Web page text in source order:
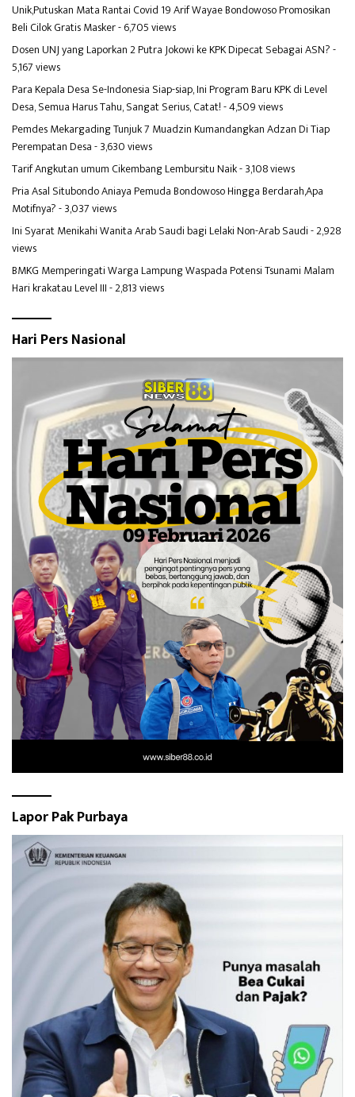
Unik,Putuskan Mata Rantai Covid 19 Arif Wayae Bondowoso Promosikan
Beli Cilok Gratis Masker- 6,705 views
Dosen UNJ yang Laporkan 2 Putra Jokowi ke KPK Dipecat Sebagai ASN?-
5,167 views
Para Kepala Desa Se-Indonesia Siap-siap, Ini Program Baru KPK di Level
Desa, Semua Harus Tahu, Sangat Serius, Catat!- 4,509 views
Pemdes Mekargading Tunjuk 7 Muadzin Kumandangkan Adzan Di Tiap
Perempatan Desa- 3,630 views
Tarif Angkutan umum Cikembang Lembursitu Naik- 3,108 views
Pria Asal Situbondo Aniaya Pemuda Bondowoso Hingga Berdarah,Apa
Motifnya?- 3,037 views
Ini Syarat Menikahi Wanita Arab Saudi bagi Lelaki Non-Arab Saudi- 2,928
views
BMKG Memperingati Warga Lampung Waspada Potensi Tsunami Malam
Hari krakatau Level III- 2,813 views
Hari Pers Nasional
Lapor Pak Purbaya